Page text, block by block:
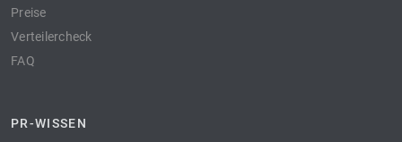
Preise
Verteilercheck
FAQ
PR-WISSEN